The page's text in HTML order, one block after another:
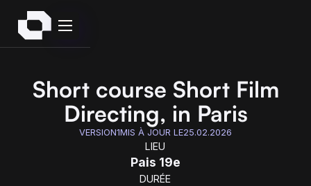
Short course Short Film
Directing, in Paris
VERSION1MIS À JOUR LE25.02.2026
LIEU
Pais 19e
DURÉE